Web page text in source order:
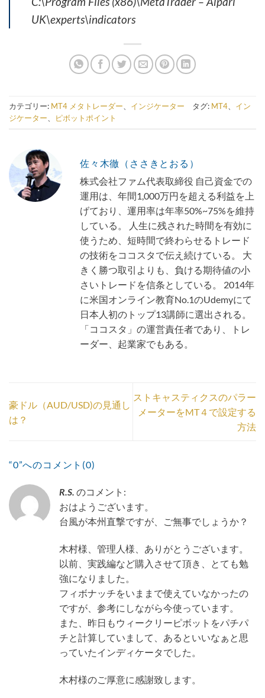
UK\experts\indicators
カテゴリー: MT4 メタトレーダー、 インジケーター タグ: MT4、 イン
ジケーター、 ピボットポイント
佐々木徹（ささきとおる）
株式会社ファム代表取締役 自己資金での
運用は、年間1,000万円を超える利益を上
げており、運用率は年率50%~75%を維持
している。 人生に残された時間を有効に
使うため、短時間で終わらせるトレード
の技術をココスタで伝え続けている。 大
きく勝つ取引よりも、負ける期待値の小
さいトレードを信条としている。 2014年
に米国オンライン教育No.1のUdemyにて
日本人初のトップ13講師に選出される。
「ココスタ」の運営責任者であり、トレ
ーダー、起業家でもある。
豪ドル（AUD/USD)の見通し
は？
ストキャスティクスのパラー
メーターをMT４で設定する
方法
“0”へのコメント(0)
R.S. のコメント:
おはようございます。
台風が本州直撃ですが、ご無事でしょうか？
木村様、管理人様、ありがとうございます。
以前、実践編など購入させて頂き、とても勉
強になりました。
フィボナッチをいままで使えていなかったの
ですが、参考にしながら今使っています。
また、昨日もウィークリーピボットをパチパ
チと計算していまして、あるといいなぁと思
っていたインディケータでした。
木村様のご厚意に感謝致します。